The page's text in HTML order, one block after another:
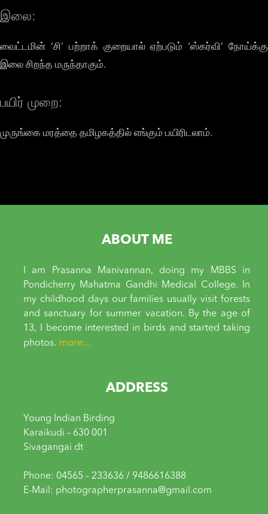
இலை:
வைட்டமின் ‘சி’ பற்றாக் குறையால் ஏற்படும் ‘ஸ்கர்வி’ நோய்க்கு
இலை சிறந்த மருந்தாகும்.
பயிர் முறை:
முருங்கை மரத்தை தமிழகத்தில் எங்கும் பயிரிடலாம்.
ABOUT ME
I am Prasanna Manivannan, doing my MBBS in
Pondicherry Mahatma Gandhi Medical College. In
my childhood days our families usually visit forests
and sanctuary for summer vacation. By the age of
13, I become interested in birds and started taking
photos. more...
ADDRESS
Young Indian Birding
Karaikudi – 630 001
Sivagangai dt
Phone: 04565 – 233636 / 9486616388
E-Mail: photographerprasanna@gmail.com